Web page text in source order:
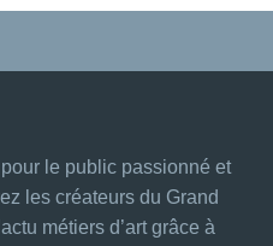
le public passionné et
les créateurs du Grand
métiers d’art grâce à